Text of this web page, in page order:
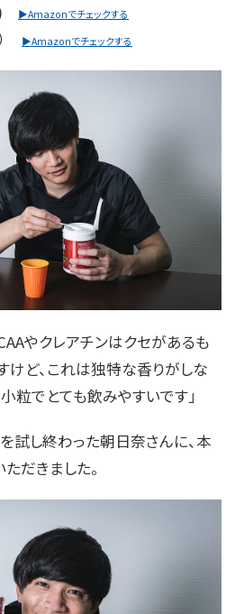
▶Amazonでチェックする
▶Amazonでチェックする
やクレアチンはクセがあるも
ど、これは独特な香りがしな
小粒でとても飲みやすいです」
試し終わった朝日奈さんに、本
だきました。